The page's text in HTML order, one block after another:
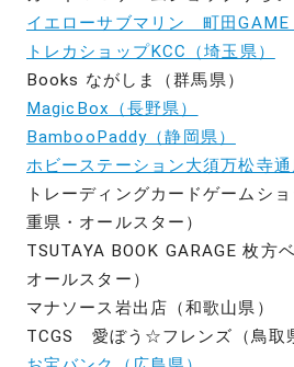
イエローサブマリン 町田GAME
トレカショップKCC（埼玉県）
Books ながしま（群馬県）
MagicBox（長野県）
BambooPaddy（静岡県）
ホビーステーション大須万松寺通
トレーディングカードゲームシ
重県・オールスター）
TSUTAYA BOOK GARAGE 枚方
オールスター）
マナソース岩出店（和歌山県）
TCGS 愛ぼう☆フレンズ（鳥取